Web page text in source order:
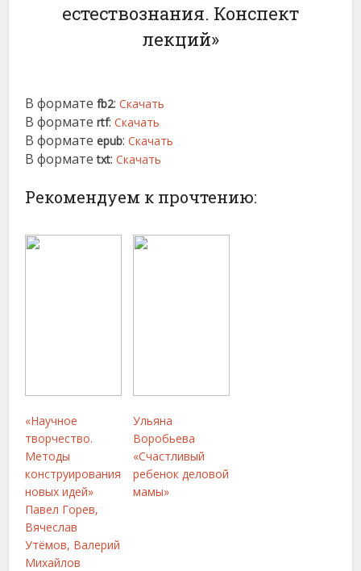
естествознания. Конспект
лекций»
В форматеfb2:Скачать
В форматеrtf:Скачать
В форматеepub:Скачать
В форматеtxt:Скачать
Рекомендуем к прочтению:
«Научное
творчество.
Методы
конструирования
новых идей»
Павел Горев,
Вячеслав
Утёмов, Валерий
Михайлов
Ульяна
Воробьева
«Счастливый
ребенок деловой
мамы»